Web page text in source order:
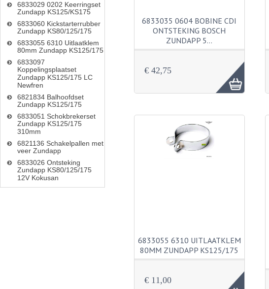
6833035 0604 BOBINE CDI
ONTSTEKING BOSCH
ZUNDAPP 5…
€ 42,75
6833055 6310 UITLAATKLEM
80MM ZUNDAPP KS125/175
€ 11,00
6833029 0202 Keerringset
Zundapp KS125/KS175
6833060 Kickstarterrubber
Zundapp KS80/125/175
6833055 6310 Uitlaatklem
80mm Zundapp KS125/175
6833097
Koppelingsplaatset
Zundapp KS125/175 LC
Newfren
6821834 Balhoofdset
Zundapp KS125/175
6833051 Schokbrekerset
Zundapp KS125/175
310mm
6821136 Schakelpallen met
veer Zundapp
6833026 Ontsteking
Zundapp KS80/125/175
12V Kokusan